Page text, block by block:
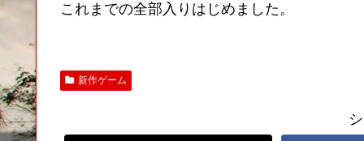
これまでの全部入りはじめました。
新作ゲーム